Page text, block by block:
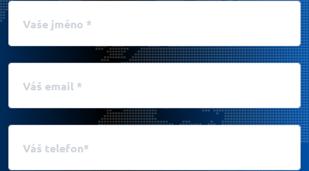
Vaše jméno
Váš email
Váš telefon